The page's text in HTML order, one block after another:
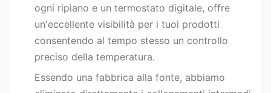
ogni ripiano e un termostato digitale, offre
un'eccellente visibilità per i tuoi prodotti
consentendo al tempo stesso un controllo
preciso della temperatura.
Essendo una fabbrica alla fonte, abbiamo